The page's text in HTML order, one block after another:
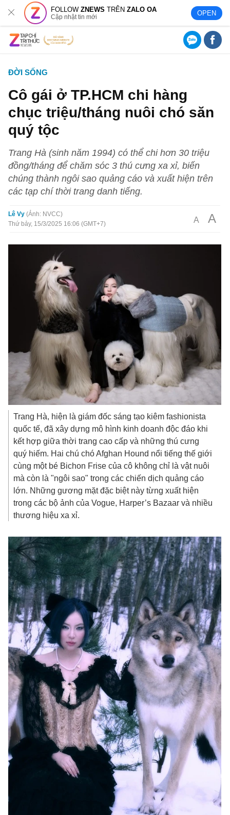
FOLLOWZNEWS TRÊNZALO OA
Cập nhật tin mới OPEN
ĐỜI SỐNG
Cô gái ở TP.HCM chi hàng
chục triệu/tháng nuôi chó săn
quý tộc
Trang Hà (sinh năm 1994) có thể chi hơn 30 triệu
đồng/tháng để chăm sóc 3 thú cưng xa xỉ, biến
chúng thành ngôi sao quảng cáo và xuất hiện trên
các tạp chí thời trang danh tiếng.
Lê Vy Ảnh: NVCC
Thứ bảy, 15/3/2025 16:06 (GMT+7)
A A
Trang Hà, hiện là giám đốc sáng tạo kiêm fashionista
quốc tế, đã xây dựng mô hình kinh doanh độc đáo khi
kết hợp giữa thời trang cao cấp và những thú cưng
quý hiếm. Hai chú chó Afghan Hound nổi tiếng thế giới
cùng một bé Bichon Frise của cô không chỉ là vật nuôi
mà còn là "ngôi sao" trong các chiến dịch quảng cáo
lớn. Những gương mặt đặc biệt này từng xuất hiện
trong các bộ ảnh của Vogue, Harper’s Bazaar và nhiều
thương hiệu xa xỉ.